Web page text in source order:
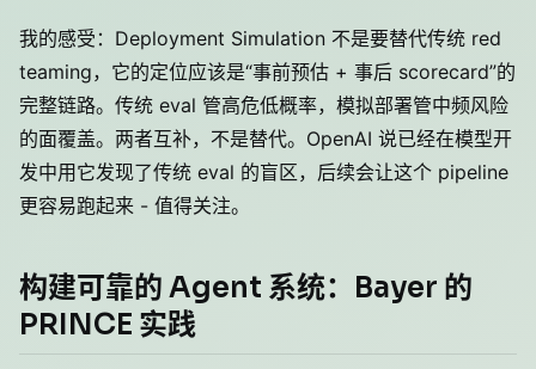
我的感受：Deployment Simulation 不是要替代传统 red
teaming，它的定位应该是“事前预估 + 事后 scorecard”的
完整链路。传统 eval 管高危低概率，模拟部署管中频风险
的面覆盖。两者互补，不是替代。OpenAI 说已经在模型开
发中用它发现了传统 eval 的盲区，后续会让这个 pipeline
更容易跑起来 - 值得关注。
构建可靠的 Agent 系统：Bayer 的
PRINCE 实践